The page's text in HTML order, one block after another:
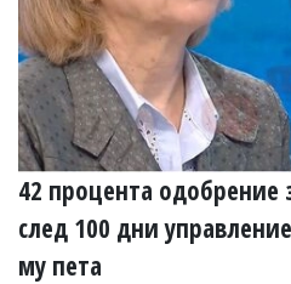
42 процента одобрение
след 100 дни
му пета